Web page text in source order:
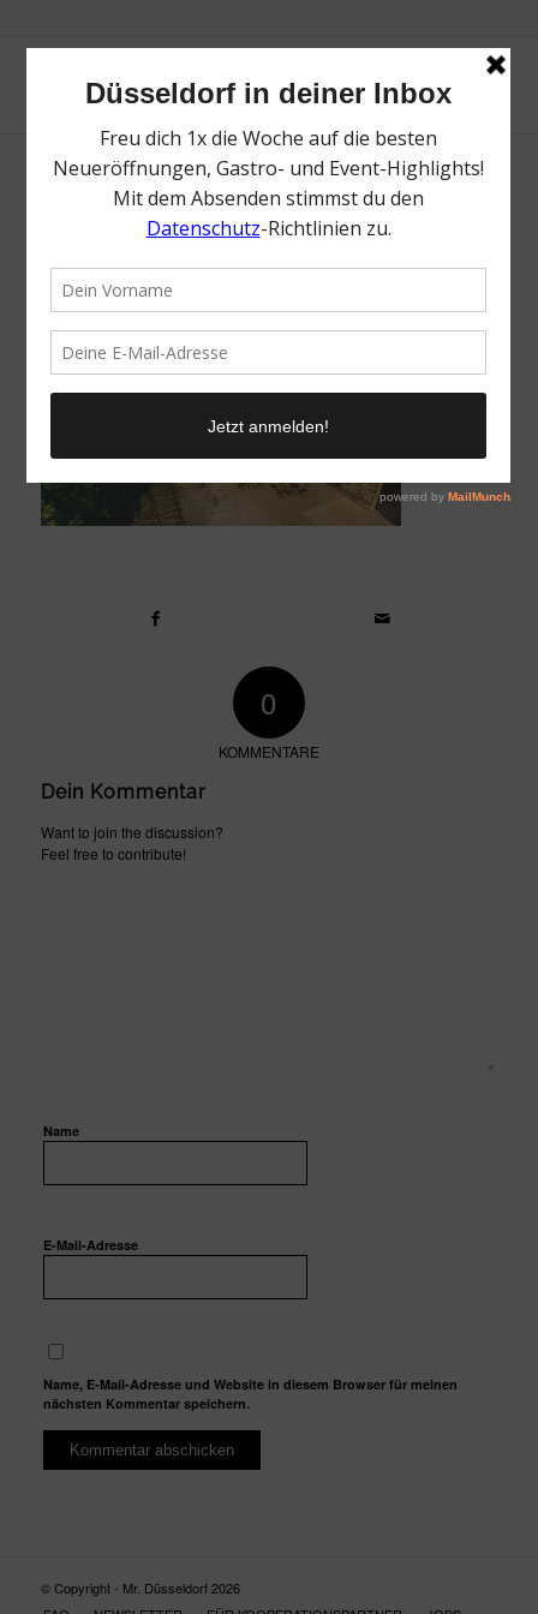
Schvarz
25. September 2016 /
0
KOMMENTARE
Dein Kommentar
Want to join the discussion?
Feel free to contribute!
Name
E-Mail-Adresse
Name, E-Mail-Adresse und Website in diesem Browser für meinen
nächsten Kommentar speichern.
© Copyright - Mr. Düsseldorf 2026